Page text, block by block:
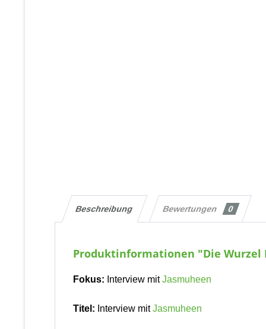
Beschreibung Bewertungen 0
Produktinformationen "Die Wurzel
Fokus: Interview mitJasmuheen
Titel: Interview mitJasmuheen